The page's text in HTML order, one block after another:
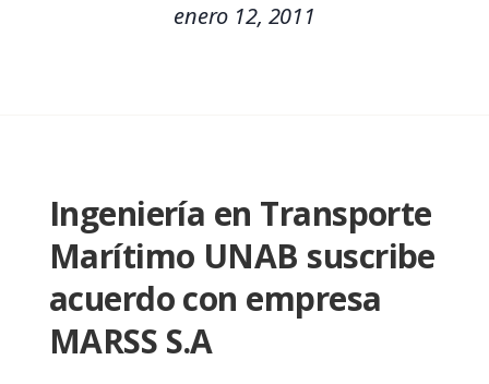
enero 12, 2011
Ingeniería en Transporte
Marítimo UNAB suscribe
acuerdo con empresa
MARSS S.A